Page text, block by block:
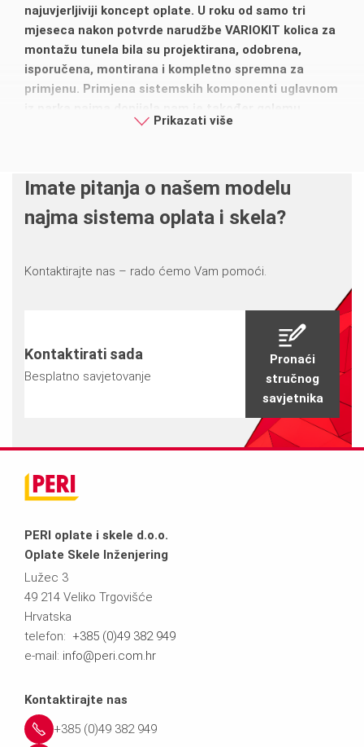
najuvjerljiviji koncept oplate. U roku od samo tri
mjeseca nakon potvrde narudžbe VARIOKIT kolica za
montažu tunela bila su projektirana, odobrena,
isporučena, montirana i kompletno spremna za
primjenu. Primjena sistemskih komponenti uglavnom
Prikazati više
Imate pitanja o našem modelu
najma sistema oplata i skela?
Kontaktirajte nas – rado ćemo Vam pomoći.
Kontaktirati sada
Besplatno savjetovanje
Pronaći
stručnog
savjetnika
PERI oplate i skele d.o.o.
Oplate Skele Inženjering
Lužec 3
49 214 Veliko Trgovišće
Hrvatska
telefon: +385 (0)49 382 949
e-mail: info@peri.com.hr
Kontaktirajte nas
+385 (0)49 382 949